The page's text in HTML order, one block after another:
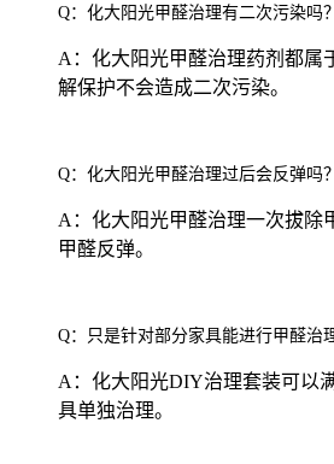
Q：化大阳光甲醛治理有二次污染吗？
A：化大阳光甲醛治理药剂都属
解保护不会造成二次污染。
Q：化大阳光甲醛治理过后会反弹吗？
A：化大阳光甲醛治理一次拔除
甲醛反弹。
Q：只是针对部分家具能进行甲醛治
A：化大阳光DIY治理套装可以
具单独治理。